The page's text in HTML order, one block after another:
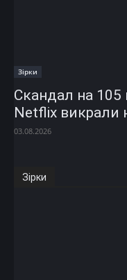
Зірки
Скандал на 105
Netflix викрали
03.08.2026
Зірки